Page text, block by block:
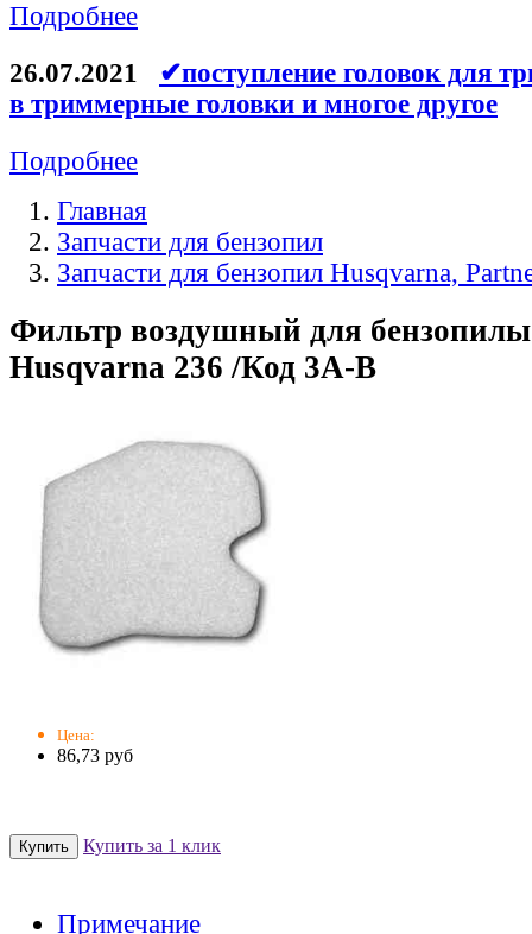
Подробнее
26.07.2021
✔поступление головок для
в триммерные головки и многое другое
Подробнее
Главная
Запчасти для бензопил
Запчасти для бензопил Husqvarna,
Фильтр воздушный для
Husqvarna 236 /Код 3A-B
Цена:
86,73 руб
Купить за 1 клик
Примечание